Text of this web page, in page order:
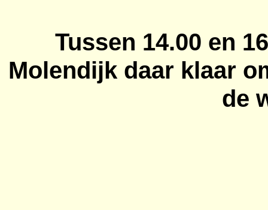
Tussen 14.00 en
Molendijk daar klaar
de